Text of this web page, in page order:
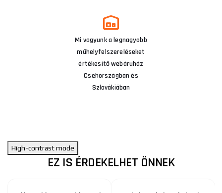
Mi vagyunk a legnagyobb
műhelyfelszereléseket
értékesítő webáruház
Csehországban és
Szlovákiában
High-contrast mode
EZ IS ÉRDEKELHET ÖNNEK